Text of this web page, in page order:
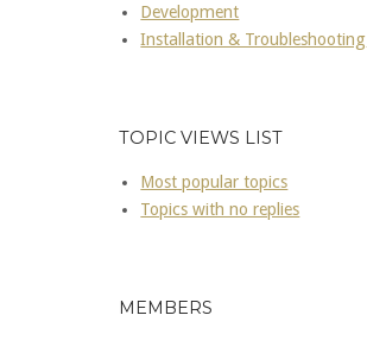
Development
Installation & Troubleshooting
TOPIC VIEWS LIST
Most popular topics
Topics with no replies
MEMBERS